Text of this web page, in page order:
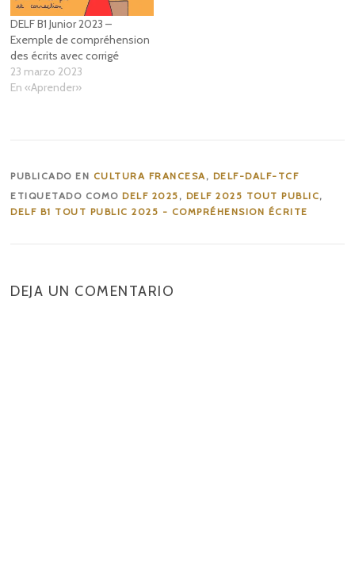
DELF B1 Junior 2023 –
Exemple de compréhension
des écrits avec corrigé
23 marzo 2023
En «Aprender»
PUBLICADO EN CULTURA FRANCESA, DELF-DALF-TCF
ETIQUETADO COMODELF 2025 , DELF 2025 TOUT PUBLIC,
DELF B1 TOUT PUBLIC 2025 - COMPRÉHENSION ÉCRITE
DEJA UN COMENTARIO